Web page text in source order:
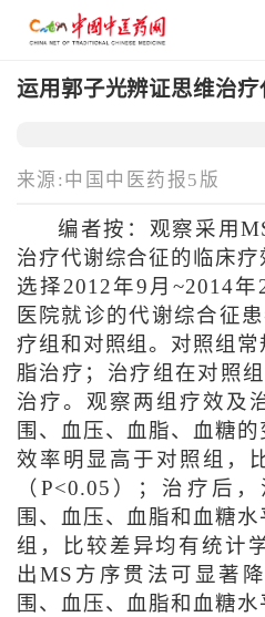
运用郭子光辨证思维治
来源:中国中医药报5版
编者按：观察采用
治疗代谢综合征的临床
选择2012年9月~2014
医院就诊的代谢综合征
疗组和对照组。对照组
脂治疗；治疗组在对照
治疗。观察两组疗效及
围、血压、血脂、血糖
效率明显高于对照组，
（P<0.05）；治疗后
围、血压、血脂和血糖
组，比较差异均有统计
出MS方序贯法可显著
围、血压、血脂和血糖